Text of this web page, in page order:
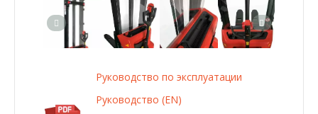
Руководство по эксплуатации
Руководство (EN)